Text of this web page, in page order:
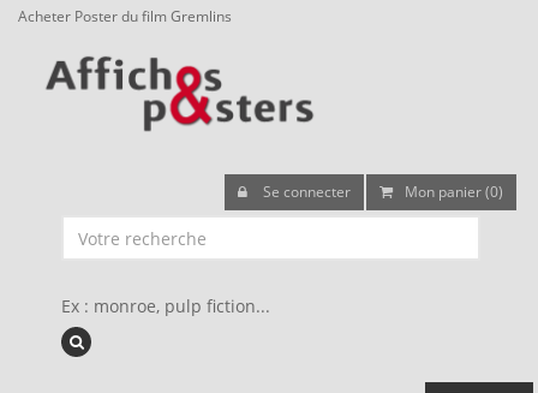
Acheter Poster du film Gremlins
Se connecter Mon panier (0)
Ex : monroe, pulp fiction...